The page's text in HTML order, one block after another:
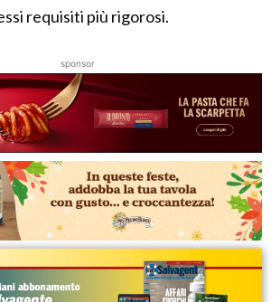
requisiti più rigorosi.
sponsor